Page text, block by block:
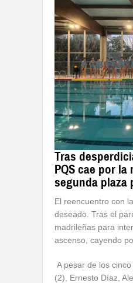
Tras
PQS cae por
segunda plaza
El reencuentro con
deseado. Tras el
madrileñas para
ascenso, cayendo
A pesar de los
(2), Ernesto Díaz,